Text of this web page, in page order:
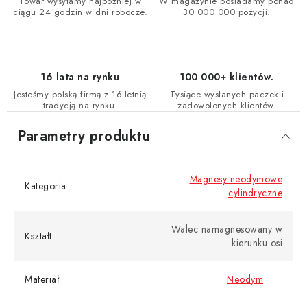
ciągu 24 godzin w dni robocze.
30 000 000 pozycji.
16 lata na rynku
Jesteśmy polską firmą z 16-letnią
tradycją na rynku.
100 000+ klientów.
Tysiące wysłanych paczek i
zadowolonych klientów.
Parametry produktu
Kategoria
Magnesy neodymowe
cylindryczne
Kształt
Walec namagnesowany w
kierunku osi
Materiał Neodym